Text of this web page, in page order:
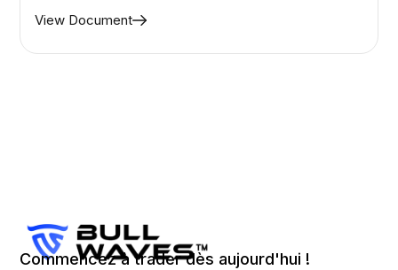
View Document
Commencez à trader dès aujourd'hui !